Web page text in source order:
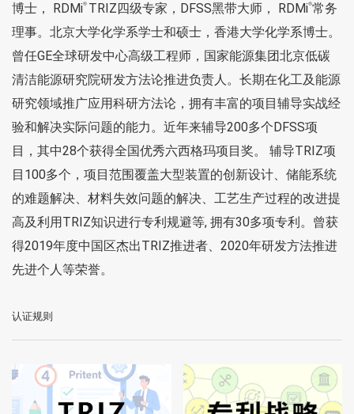
博士， RDMi® TRIZ四级专家，DFSS黑带大师， RDMi®常务
理事。北京大学化学系学士和硕士，香港大学化学系博士。
曾任GE全球研发中心高级工程师，国家能源集团北京低碳
清洁能源研究院研发方法论推进负责人。长期在化工及能源
研究领域推广应用科研方法论，拥有丰富的项目辅导实战经
验和解决实际问题的能力。近年来辅导200多个DFSS项
目，其中28个获得全国优秀六西格玛项目奖。 辅导TRIZ项
目100多个，项目范围覆盖大型装置的创新设计、储能系统
的难题解决、材料失效问题的解决、工艺生产过程的改进提
高及利用TRIZ知识进行专利规避等, 拥有30多项专利。曾获
得2019年度中国区杰出TRIZ推进者、2020年研发方法推进
先进个人等荣誉。
认证规则